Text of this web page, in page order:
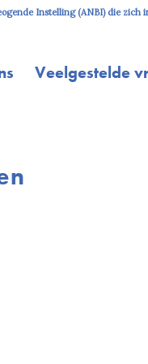
Instelling (ANBI) die zich
Veelgestelde